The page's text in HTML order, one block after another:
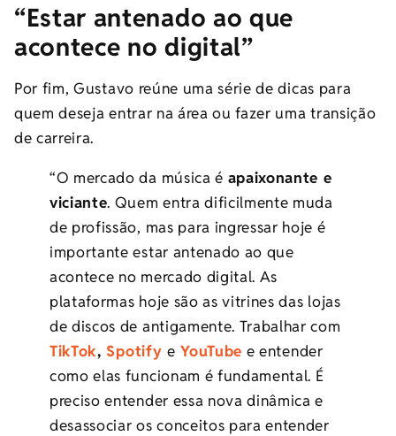
“Estar antenado ao que
acontece no digital”
Por fim, Gustavo reúne uma série de dicas para
quem deseja entrar na área ou fazer uma transição
de carreira.
“O mercado da música é apaixonante e
viciante. Quem entra dificilmente muda
de profissão, mas para ingressar hoje é
importante estar antenado ao que
acontece no mercado digital. As
plataformas hoje são as vitrines das lojas
de discos de antigamente. Trabalhar com
TikTok,Spotify e YouTube e entender
como elas funcionam é fundamental. É
preciso entender essa nova dinâmica e
desassociar os conceitos para entender